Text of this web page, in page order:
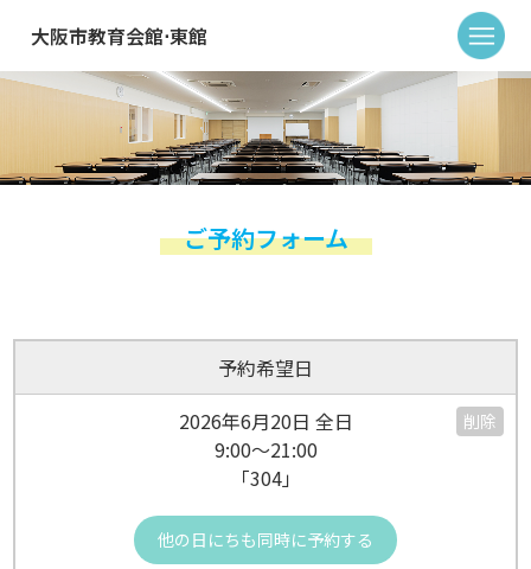
大阪市教育会館⋅東館
ご予約フォーム
予約希望日
2026年6月20日 全日
9:00～21:00
「304」
削除
他の日にちも同時に予約する